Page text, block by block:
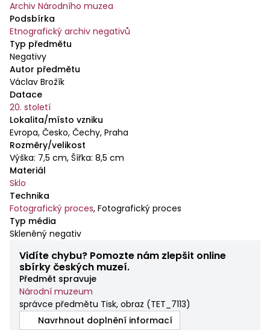
Archiv Národního muzea
Podsbírka
Etnografický archiv negativů
Typ předmětu
Negativy
Autor předmětu
Václav Brožík
Datace
20. století
Lokalita/místo vzniku
Evropa, Česko, Čechy, Praha
Rozměry/velikost
Výška: 7,5 cm, Šířka: 8,5 cm
Materiál
Sklo
Technika
Fotografický proces, Fotografický proces
Typ média
Skleněný negativ
Vidíte chybu? Pomozte nám zlepšit online
sbírky českých muzeí.
Předmět spravuje
Národní muzeum
správce předmětu Tisk, obraz (TET_7113)
Navrhnout doplnění informací